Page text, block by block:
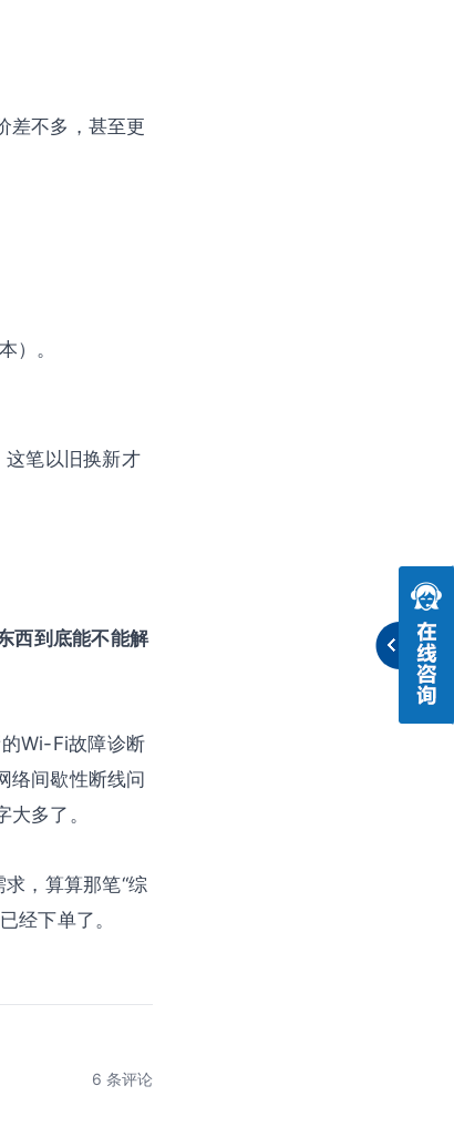
差不多，甚至更
）。
这笔以旧换新才
西到底能不能解
Wi-Fi故障诊断
络间歇性断线问
多了。
，算算那笔“综
经下单了。
6 条评论